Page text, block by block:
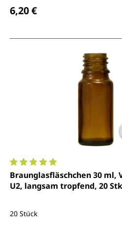
6,20 €
Durchschnittliche Bewertung
Braunglasfläschchen 30 ml,
U2, langsam tropfend, 20 Stk
20 Stück